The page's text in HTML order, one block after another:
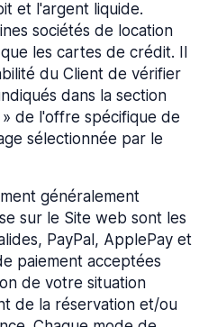
et l'argent liquide.
sociétés de location
les cartes de crédit. Il
du Client de vérifier
dans la section
de l'offre spécifique de
sélectionnée par le
généralement
sur le Site web sont les
PayPal, ApplePay et
paiement acceptées
de votre situation
de la réservation et/ou